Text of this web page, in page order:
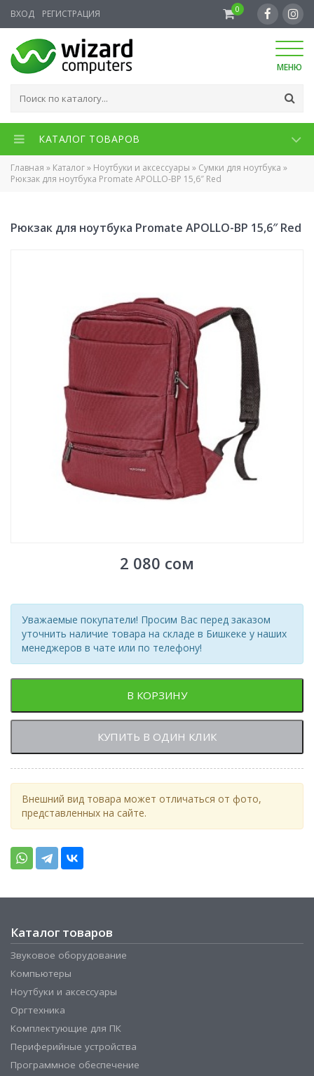
ВХОД РЕГИСТРАЦИЯ 0
МЕНЮ
КАТАЛОГ ТОВАРОВ
Главная » Каталог» Ноутбуки и аксессуары » Сумки для ноутбука »
Рюкзак для ноутбука Promate APOLLO-BP 15,6″ Red
Рюкзак для ноутбука Promate APOLLO-BP 15,6″ Red
2 080 сом
Уважаемые покупатели! Просим Вас перед заказом
уточнить наличие товара на складе в Бишкеке у наших
менеджеров в чате или по телефону!
В КОРЗИНУ
КУПИТЬ В ОДИН КЛИК
Внешний вид товара может отличаться от фото,
представленных на сайте.
Каталог товаров
Звуковое оборудование
Компьютеры
Ноутбуки и аксессуары
Оргтехника
Комплектующие для ПК
Периферийные устройства
Программное обеспечение